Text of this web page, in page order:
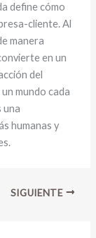
define cómo
cliente. Al
manera
en un
del
mundo cada
una
humanas y
SIGUIENTE